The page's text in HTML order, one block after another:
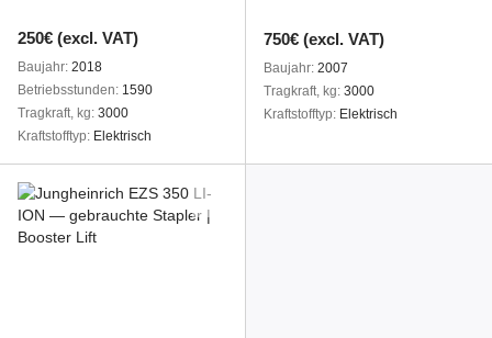
250€ (excl. VAT)
Baujahr 2018
Betriebsstunden 1590
Tragkraft, kg 3000
Kraftstofftyp
Elektrisch
750€ (excl. VAT)
Baujahr 2007
Tragkraft, kg 3000
Kraftstofftyp
Elektrisch